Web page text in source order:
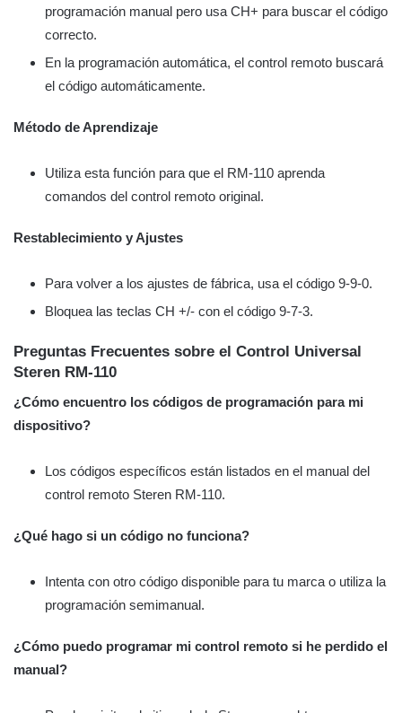
programación manual pero usa CH+ para buscar el código
correcto.
En la programación automática, el control remoto buscará
el código automáticamente.
Método de Aprendizaje
Utiliza esta función para que el RM-110 aprenda
comandos del control remoto original.
Restablecimiento y Ajustes
Para volver a los ajustes de fábrica, usa el código 9-9-0.
Bloquea las teclas CH +/- con el código 9-7-3.
Preguntas Frecuentes sobre el Control Universal
Steren RM-110
¿Cómo encuentro los códigos de programación para mi
dispositivo?
Los códigos específicos están listados en el manual del
control remoto Steren RM-110.
¿Qué hago si un código no funciona?
Intenta con otro código disponible para tu marca o utiliza la
programación semimanual.
¿Cómo puedo programar mi control remoto si he perdido el
manual?